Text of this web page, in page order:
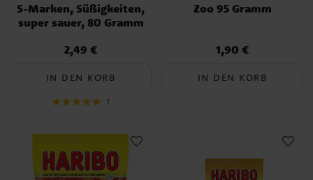
S-Marken, Süßigkeiten,
super sauer, 80 Gramm
Preis:2,49 €
2,49 €
IN DEN KORB
1
Zoo 95 Gramm
Preis:1,90 €
1,90 €
IN DEN KORB